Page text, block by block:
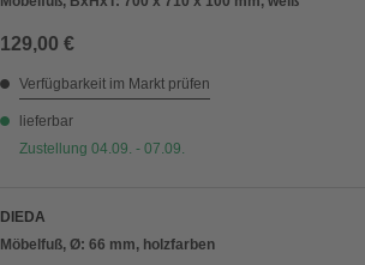
129,00 €
Verfügbarkeit im Markt prüfen
lieferbar
Zustellung 04.09. - 07.09.
DIEDA
Möbelfuß, Ø: 66 mm, holzfarben